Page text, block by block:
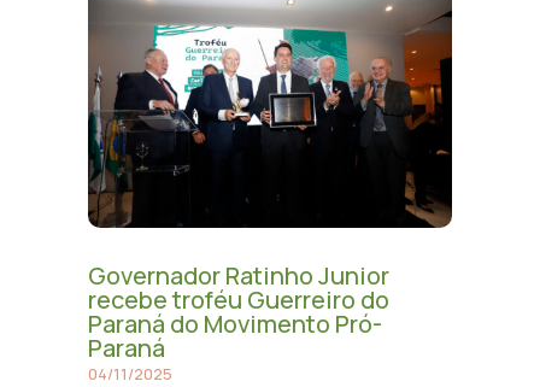
Governador Ratinho Junior
recebe troféu Guerreiro do
Paraná do Movimento Pró-
Paraná
04/11/2025